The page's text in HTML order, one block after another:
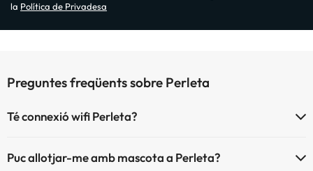
la Política de Privadesa
Preguntes freqüents sobre Perleta
Té connexió wifi Perleta?
Puc allotjar-me amb mascota a Perleta?